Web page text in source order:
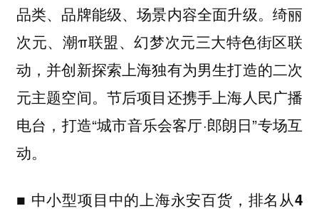
品类、品牌能级、场景内容全面升级。绮丽
次元、潮π联盟、幻梦次元三大特色街区联
动，并创新探索上海独有为男生打造的二次
元主题空间。节后项目还携手上海人民广播
电台，打造“城市音乐会客厅·郎朗日”专场互
动。
■ 中小型项目中的上海永安百货，排名从4